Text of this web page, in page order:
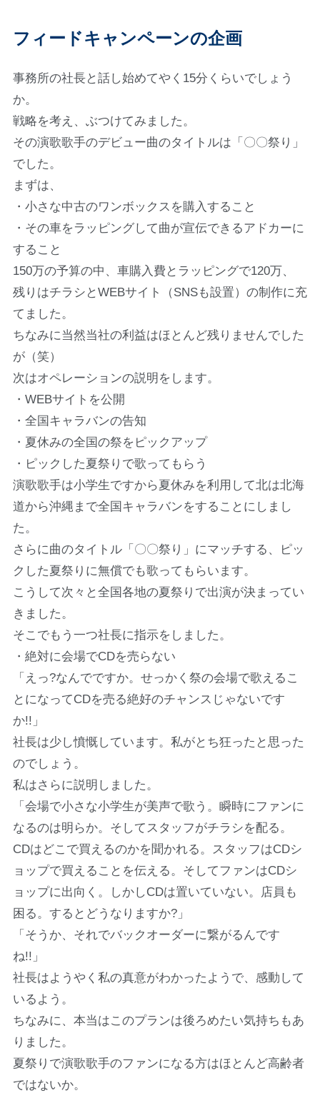
フィードキャンペーンの企画
事務所の社長と話し始めてやく15分くらいでしょう
か。
戦略を考え、ぶつけてみました。
その演歌歌手のデビュー曲のタイトルは「〇〇祭り」
でした。
まずは、
・小さな中古のワンボックスを購入すること
・その車をラッピングして曲が宣伝できるアドカーに
すること
150万の予算の中、車購入費とラッピングで120万、
残りはチラシとWEBサイト（SNSも設置）の制作に充
てました。
ちなみに当然当社の利益はほとんど残りませんでした
が（笑）
次はオペレーションの説明をします。
・WEBサイトを公開
・全国キャラバンの告知
・夏休みの全国の祭をピックアップ
・ピックした夏祭りで歌ってもらう
演歌歌手は小学生ですから夏休みを利用して北は北海
道から沖縄まで全国キャラバンをすることにしまし
た。
さらに曲のタイトル「〇〇祭り」にマッチする、ピッ
クした夏祭りに無償でも歌ってもらいます。
こうして次々と全国各地の夏祭りで出演が決まってい
きました。
そこでもう一つ社長に指示をしました。
・絶対に会場でCDを売らない
「えっ?なんでですか。せっかく祭の会場で歌えるこ
とになってCDを売る絶好のチャンスじゃないです
か!!」
社長は少し憤慨しています。私がとち狂ったと思った
のでしょう。
私はさらに説明しました。
「会場で小さな小学生が美声で歌う。瞬時にファンに
なるのは明らか。そしてスタッフがチラシを配る。
CDはどこで買えるのかを聞かれる。スタッフはCDシ
ョップで買えることを伝える。そしてファンはCDシ
ョップに出向く。しかしCDは置いていない。店員も
困る。するとどうなりますか?」
「そうか、それでバックオーダーに繋がるんです
ね!!」
社長はようやく私の真意がわかったようで、感動して
いるよう。
ちなみに、本当はこのプランは後ろめたい気持ちもあ
りました。
夏祭りで演歌歌手のファンになる方はほとんど高齢者
ではないか。